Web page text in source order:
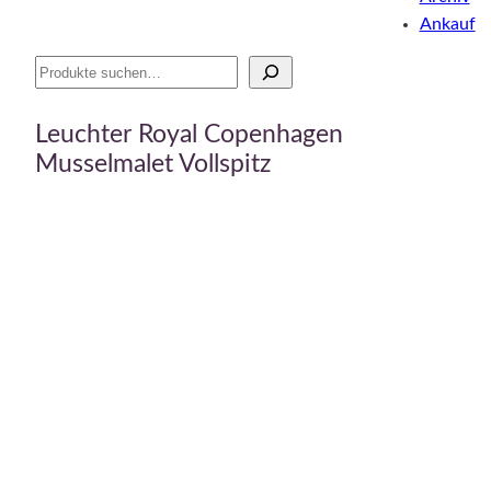
Suche
Ankauf
Leuchter Royal Copenhagen
Musselmalet Vollspitz